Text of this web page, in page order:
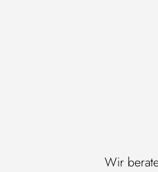
Wir